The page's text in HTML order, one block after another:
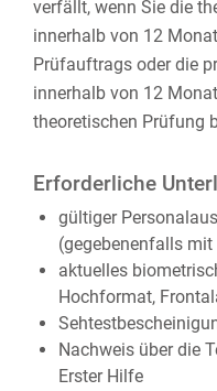
verfällt, wenn Sie die
innerhalb von 12
Prüfauftrags oder die
innerhalb von 12
theoretischen Prüfung
Erforderliche
gültiger
(gegebenenfalls
aktuelles
Hochformat,
Nachweis über die
Erster Hilfe